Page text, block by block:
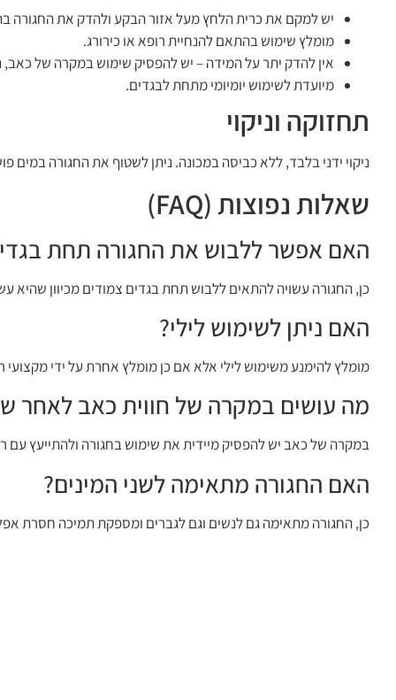
יש למקם את כרית הלחץ מעל אזור הבקע ולהדק את החגורה
מומלץ שימוש בהתאם להנחיית רופא או כירורג.
אין להדק יתר על המידה – יש להפסיק שימוש במקרה של כאב,
מיועדת לשימוש יומיומי מתחת לבגדים.
תחזוקה וניקוי
ניקוי ידני בלבד, ללא כביסה במכונה. ניתן לשטוף את החגורה במים
שאלות נפוצות (FAQ)
האם אפשר ללבוש את החגורה תחת
כן, החגורה עשויה להתאים ללבוש תחת בגדים צמודים מכיוון שהיא
האם ניתן לשימוש לילי?
מומלץ להימנע משימוש לילי אלא אם כן מומלץ אחרת על ידי מקצועי
מה עושים במקרה של חווית כאב לאחר
במקרה של כאב יש להפסיק מיידית את שימוש בחגורה ולהתייעץ עם
האם החגורה מתאימה לשני המינים?
כן, החגורה מתאימה גם לנשים וגם לגברים ומספקת תמיכה חסרת